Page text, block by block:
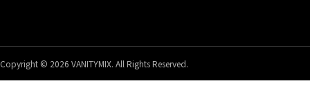
Copyright © 2026 VANITYMIX. All Rights Reserved.